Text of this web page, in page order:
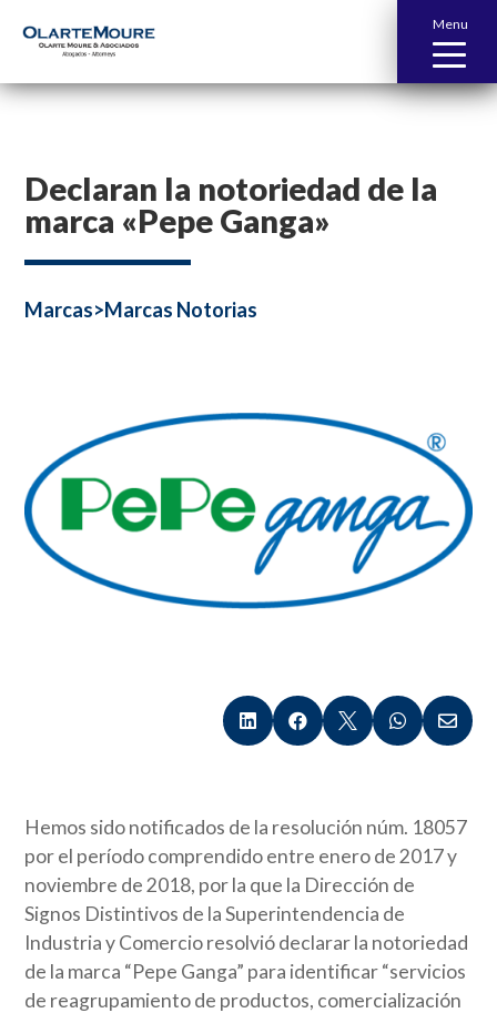
Menu
Declaran la notoriedad de la
marca «Pepe Ganga»
Marcas>Marcas Notorias
    
Hemos sido notificados de la resolución núm. 18057
por el período comprendido entre enero de 2017 y
noviembre de 2018, por la que la Dirección de
Signos Distintivos de la Superintendencia de
Industria y Comercio resolvió declarar la notoriedad
de la marca “Pepe Ganga” para identificar “servicios
de reagrupamiento de productos, comercialización